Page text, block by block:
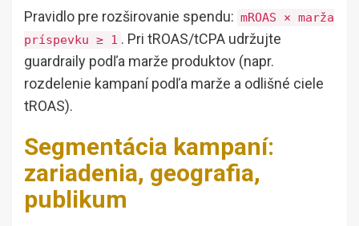
Pravidlo pre rozširovanie spendu: mROAS × marža
príspevku ≥ 1 . Pri tROAS/tCPA udržujte
guardraily podľa marže produktov (napr.
rozdelenie kampaní podľa marže a odlišné ciele
tROAS).
Segmentácia kampaní:
zariadenia, geografia,
publikum